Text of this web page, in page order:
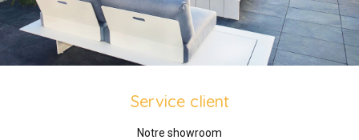
Service client
Notre showroom